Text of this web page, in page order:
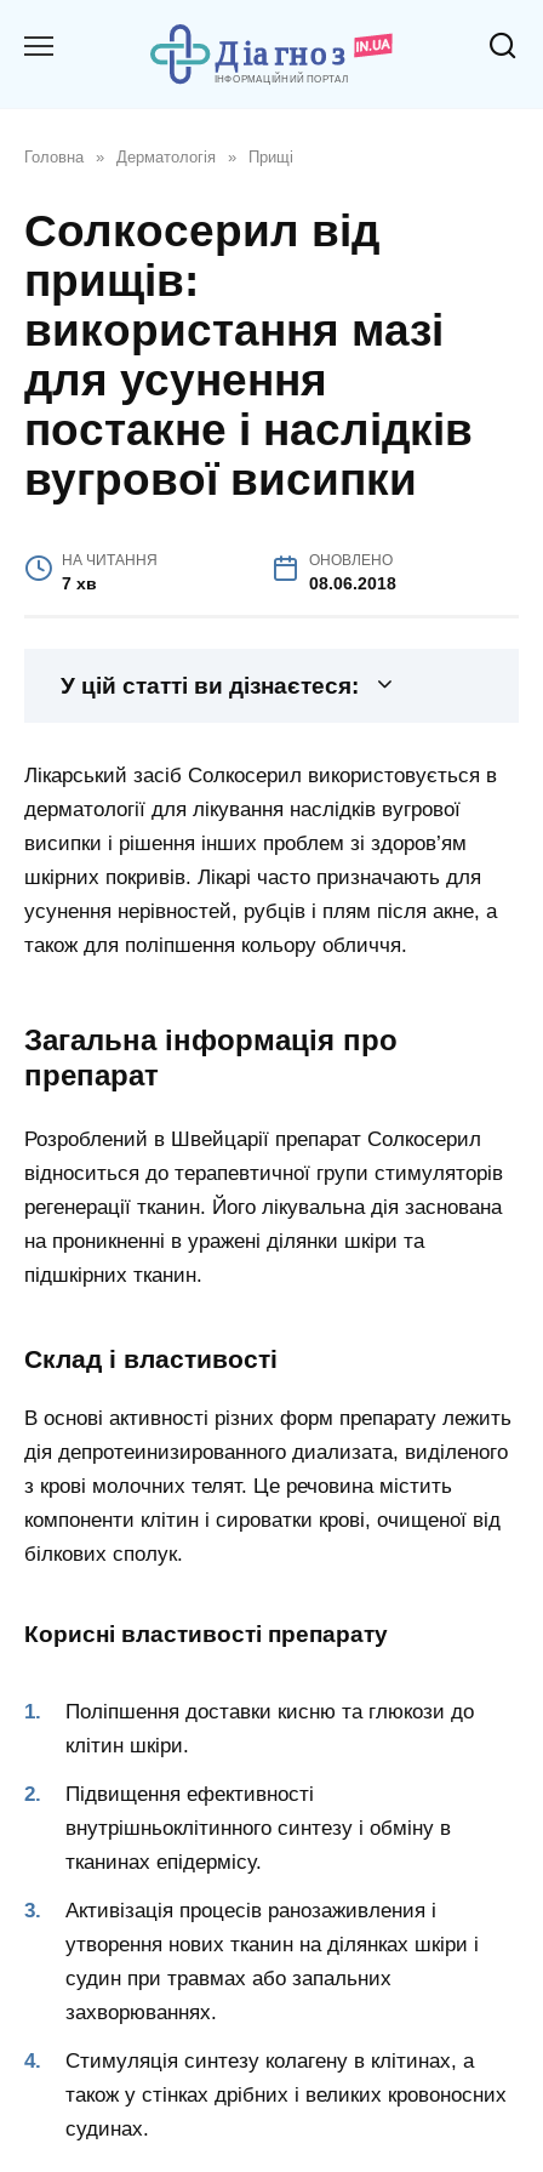
Головна » Дерматологія » Прищі
Солкосерил від
прищів:
використання мазі
для усунення
постакне і наслідків
вугрової висипки
НА ЧИТАННЯ
7 хв
ОНОВЛЕНО
08.06.2018
У цій статті ви дізнаєтеся:
Лікарський засіб Солкосерил використовується в
дерматології для лікування наслідків вугрової
висипки і рішення інших проблем зі здоров’ям
шкірних покривів. Лікарі часто призначають для
усунення нерівностей, рубців і плям після акне, а
також для поліпшення кольору обличчя.
Загальна інформація про
препарат
Розроблений в Швейцарії препарат Солкосерил
відноситься до терапевтичної групи стимуляторів
регенерації тканин. Його лікувальна дія заснована
на проникненні в уражені ділянки шкіри та
підшкірних тканин.
Склад і властивості
В основі активності різних форм препарату лежить
дія депротеинизированного диализата, виділеного
з крові молочних телят. Це речовина містить
компоненти клітин і сироватки крові, очищеної від
білкових сполук.
Корисні властивості препарату
Поліпшення доставки кисню та глюкози до
клітин шкіри.
Підвищення ефективності
внутрішньоклітинного синтезу і обміну в
тканинах епідермісу.
Активізація процесів ранозаживления і
утворення нових тканин на ділянках шкіри і
судин при травмах або запальних
захворюваннях.
Стимуляція синтезу колагену в клітинах, а
також у стінках дрібних і великих кровоносних
судинах.